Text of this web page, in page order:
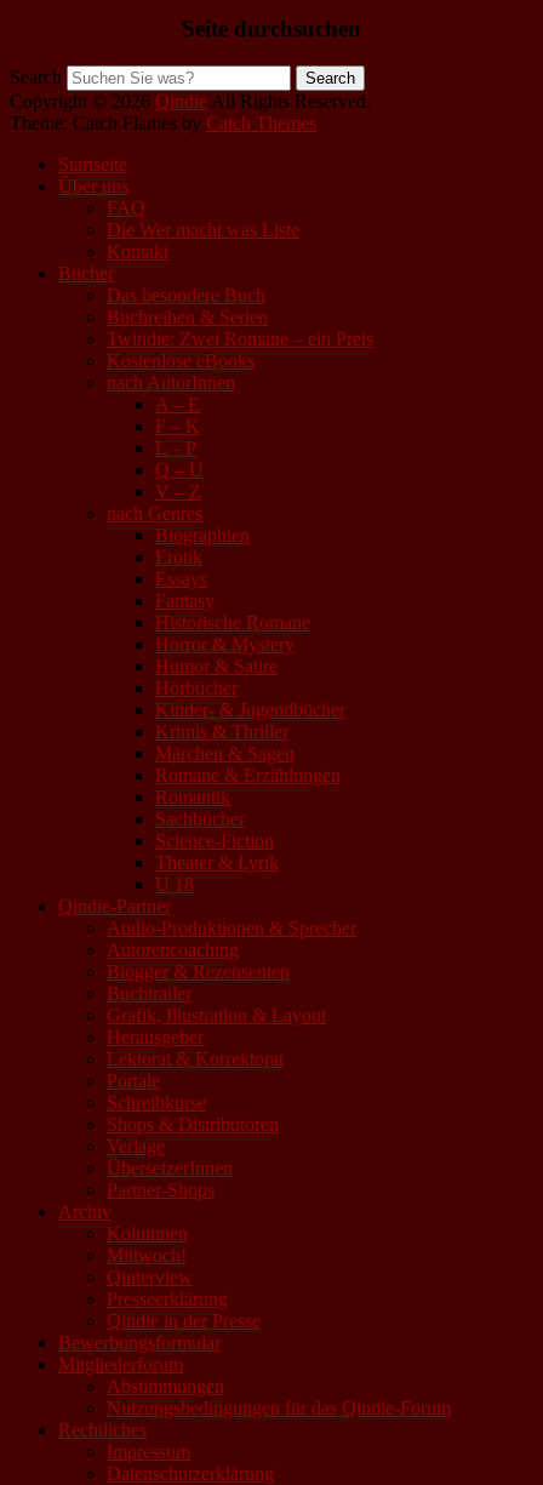
Seite durchsuchen
Search
Copyright © 2026 Qindie All Rights Reserved.
Theme: Catch Flames by Catch Themes
Startseite
Über uns
FAQ
Die Wer macht was Liste
Kontakt
Bücher
Das besondere Buch
Buchreihen & Serien
Twindie: Zwei Romane – ein Preis
Kostenlose eBooks
nach AutorInnen
A – E
F – K
L – P
Q – U
V – Z
nach Genres
Biographien
Erotik
Essays
Fantasy
Historische Romane
Horror & Mystery
Humor & Satire
Hörbücher
Kinder- & Jugendbücher
Krimis & Thriller
Märchen & Sagen
Romane & Erzählungen
Romantik
Sachbücher
Science-Fiction
Theater & Lyrik
U 18
Qindie-Partner
Audio-Produktionen & Sprecher
Autorencoaching
Blogger & Rezensenten
Buchtrailer
Grafik, Illustration & Layout
Herausgeber
Lektorat & Korrektorat
Portale
Schreibkurse
Shops & Distributoren
Verlage
ÜbersetzerInnen
Partner-Shops
Archiv
Kolumnen
Mittwoch!
Qinterview
Presseerklärung
Qindie in der Presse
Bewerbungsformular
Mitgliederforum
Abstimmungen
Nutzungsbedingungen für das Qindie-Forum
Rechtliches
Impressum
Datenschutzerklärung